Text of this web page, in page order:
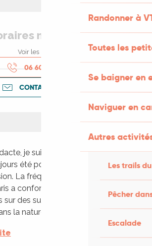
Randonner à
Toutes les
Se baigner en
Naviguer en
Autres
Les trails
Pêcher
Escalade
coordonnées
non définis
Voir les horaires
06 60 73 32
CONTACTEZ-NOUS
je suis née à Paris en 1944. La
été pour moi une passion et un
La fréquentation d'ateliers
a conforté mon plaisir à exprimer
sur des supports variés. Tandis que
la nature et mes voyages aux...